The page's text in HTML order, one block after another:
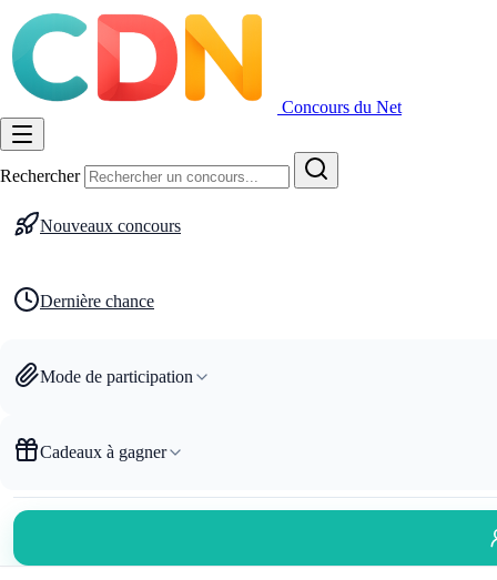
Concours du Net
Rechercher
Nouveaux concours
Dernière chance
Mode de participation
Cadeaux à gagner